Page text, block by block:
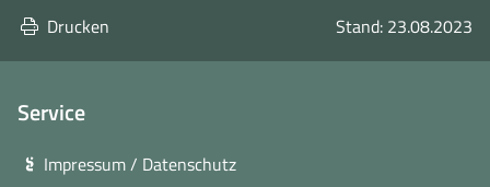
Drucken Stand: 23.08.2023
Service
Impressum / Datenschutz